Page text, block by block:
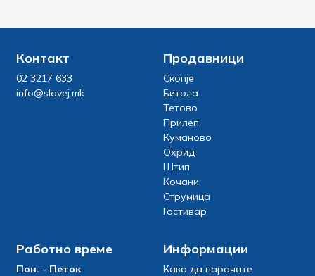
Контакт
02 3217 633
info@slavej.mk
Продавници
Скопје
Битола
Тетово
Прилеп
Куманово
Охрид
Штип
Кочани
Струмица
Гостивар
Работно време
Пон. - Петок
Информации
Како да нарачате